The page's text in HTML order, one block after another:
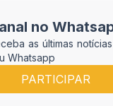
no
as últimas
Whatsapp
PARTICIPAR